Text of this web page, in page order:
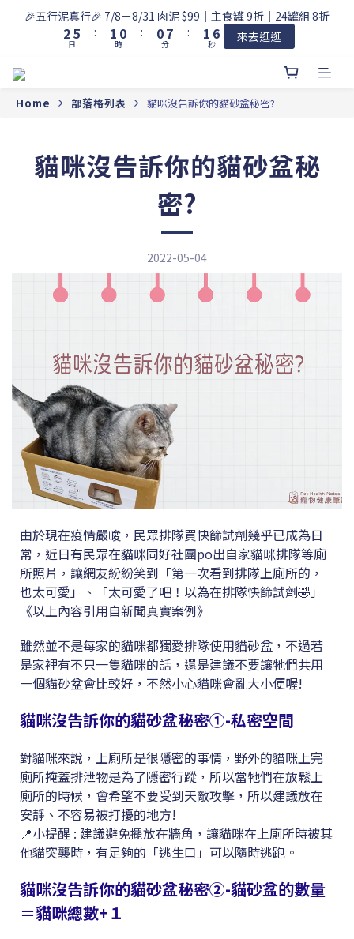
🎉五行泥真行🎉 7/8－8/31 肉泥 $99｜主食罐 9折｜24罐組 8折
3
2
1
6
5
4
1
日
:
2
1
0
1
0
時
:
1
0
8
7
6
3
0
分
:
2
1
0
7
6
5
2
秒 來去逛逛
Home 部落格列表 貓咪沒告訴你的貓砂盆秘密?
貓咪沒告訴你的貓砂盆秘
密?
2022-05-04
由於現在疫情嚴峻，民眾排隊買快篩試劑幾乎已成為日
常，近日有民眾在貓咪同好社團po出自家貓咪排隊等廁
所照片，讓網友紛紛笑到「第一次看到排隊上廁所的，
也太可愛」、「太可愛了吧！以為在排隊快篩試劑🤣」
《以上內容引用自新聞真實案例》
雖然並不是每家的貓咪都獨愛排隊使用貓砂盆，不過若
是家裡有不只一隻貓咪的話，還是建議不要讓牠們共用
一個貓砂盆會比較好，不然小心貓咪會亂大小便喔!
貓咪沒告訴你的貓砂盆秘密①-私密空間
對貓咪來說，上廁所是很隱密的事情，野外的貓咪上完
廁所掩蓋排泄物是為了隱密行蹤，所以當牠們在放鬆上
廁所的時候，會希望不要受到天敵攻擊，所以建議放在
安靜、不容易被打擾的地方!
📍小提醒 : 建議避免擺放在牆角，讓貓咪在上廁所時被其
他貓突襲時，有足夠的「逃生口」可以隨時逃跑。
貓咪沒告訴你的貓砂盆秘密②-貓砂盆的數量
＝貓咪總數+１